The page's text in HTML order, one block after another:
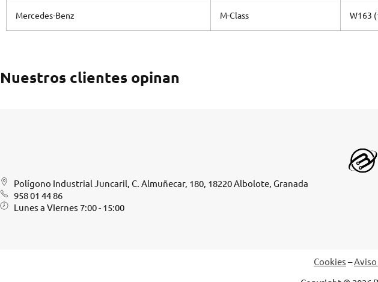
Mercedes-Benz M-Class W163
Nuestros clientes opinan
Polígono Industrial Juncaril, C. Almuñecar, 180, 18220 Albolote, Granada
958 01 44 86
Lunes a VIernes 7:00 - 15:00
Cookies –